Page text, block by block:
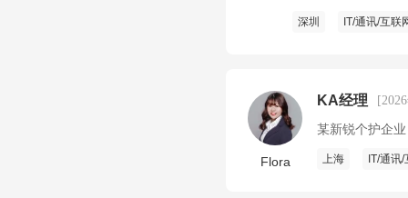
深圳 IT/通讯/互联
Flora
KA经理
某新锐个护企业
上海 IT/通讯